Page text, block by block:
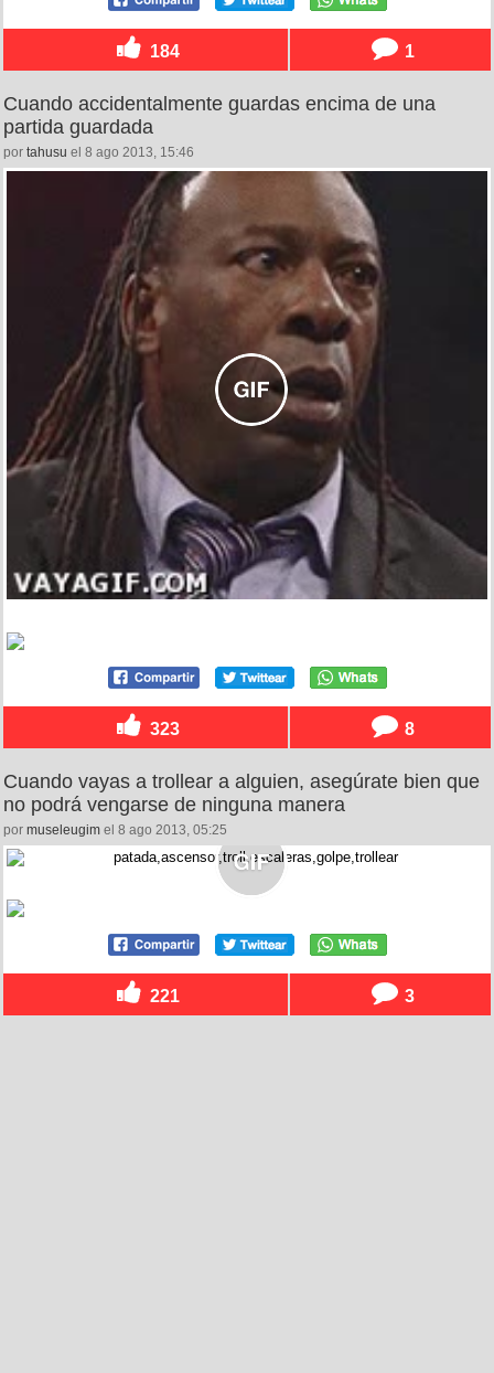
184 1
Cuando accidentalmente guardas encima de una
partida guardada
por tahusu el 8 ago 2013, 15:46
323 8
Cuando vayas a trollear a alguien, asegúrate bien que
no podrá vengarse de ninguna manera
por museleugim el 8 ago 2013, 05:25
221 3